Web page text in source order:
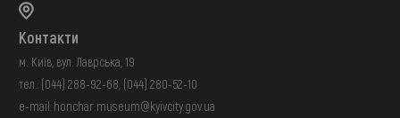
Контакти
м. Київ, вул. Лаврська, 19
тел.: (044) 288-92-68 (044) 280-52-10
e-mail: honchar.museum@kyivcity.gov.ua